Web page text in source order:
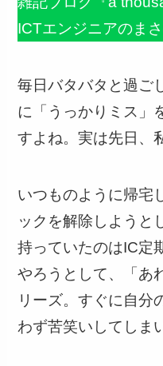
ICTエンジニアのまさ
毎日バタバタと過ご
に「うっかりミス」
すよね。実は先日、
いつものように帰宅
ックを解除しよう
持っていたのはIC定
やろうとして、「あ
リーズ。すぐに自分
わず苦笑いしてしま